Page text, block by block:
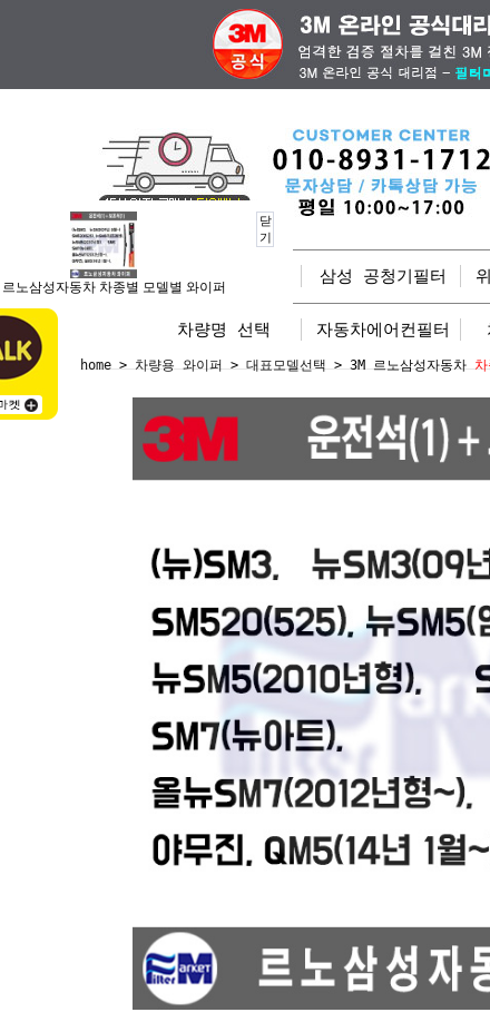
노삼성자동차 차종별 모델별 와이퍼
닫
기
삼성 공청기필터
차량명 선택 자동차에어컨필터
home>차량용 와이퍼>대표모델선택> 3M 르노삼성자동차